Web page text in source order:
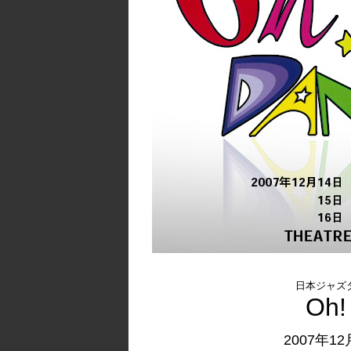
日本ジャズ
2007年12